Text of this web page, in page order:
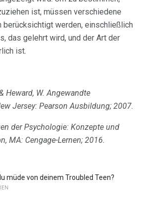
ist, müssen verschiedene
berücksichtigt werden, einschließlich
das gelehrt wird, und der Art der
ist.
Heward, W.Angewandte
Jersey: Pearson Ausbildung; 2007.
der Psychologie: Konzepte und
MA: Cengage-Lernen; 2016.
müde von deinem Troubled Teen?